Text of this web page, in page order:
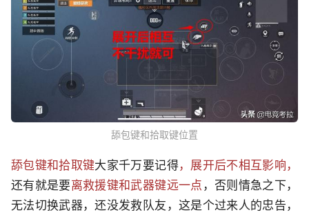
舔包键和拾取键位置
舔包键和拾取键大家千万要记得，展开后不相互影响，
还有就是要离救援键和武器键远一点 ，否则情急之下，
无法切换武器，还没发救队友，这是个过来人的忠告，